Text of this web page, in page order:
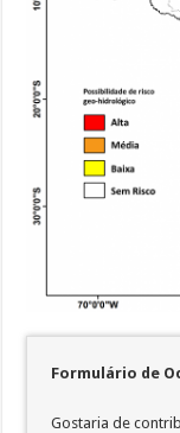
Formulário de
Gostaria de